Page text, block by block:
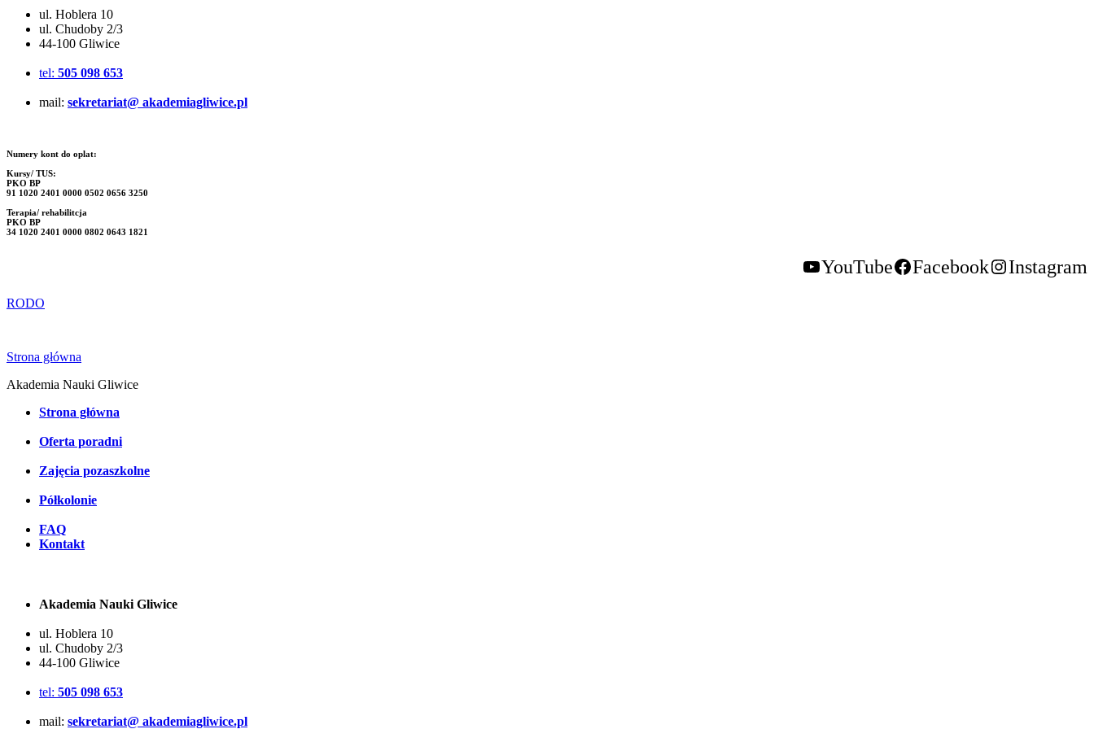
ul. Hoblera 10
ul. Chudoby 2/3
44-100 Gliwice
tel: 505 098 653
mail: sekretariat@ akademiagliwice.pl
Numery kont do oplat:
Kursy/ TUS:
PKO BP
91 1020 2401 0000 0502 0656 3250
Terapia/ rehabilitcja
PKO BP
34 1020 2401 0000 0802 0643 1821
YouTube Facebook Instagram
RODO
Strona główna
Akademia Nauki Gliwice
Strona główna
Oferta poradni
Zajęcia pozaszkolne
Półkolonie
FAQ
Kontakt
Akademia Nauki Gliwice
ul. Hoblera 10
ul. Chudoby 2/3
44-100 Gliwice
tel: 505 098 653
mail: sekretariat@ akademiagliwice.pl